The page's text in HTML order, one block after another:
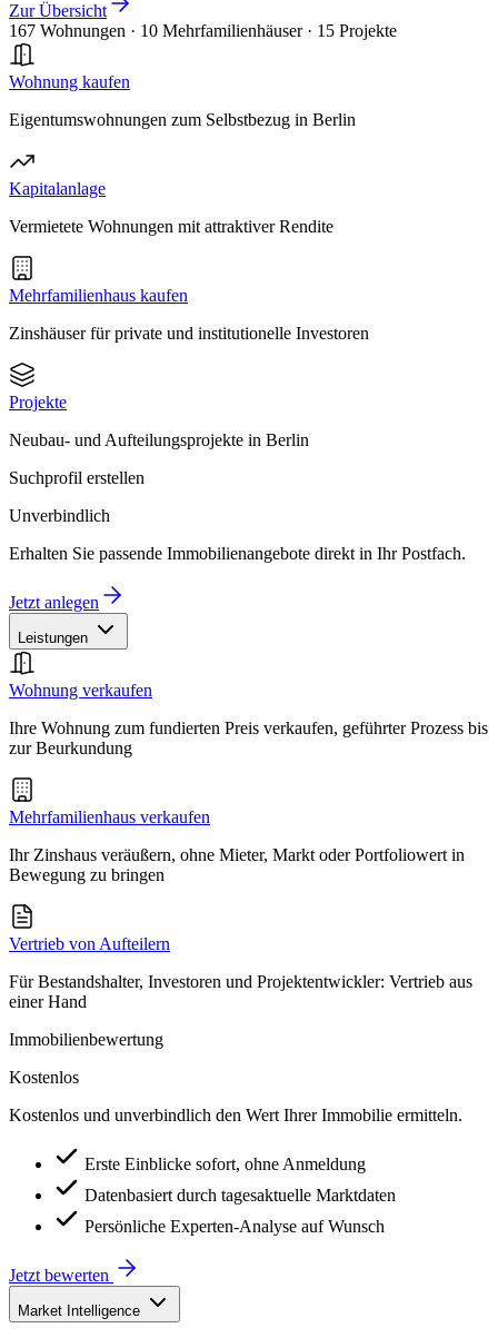
Zur Übersicht
167 Wohnungen · 10 Mehrfamilienhäuser · 15 Projekte
Wohnung kaufen
Eigentumswohnungen zum Selbstbezug in Berlin
Kapitalanlage
Vermietete Wohnungen mit attraktiver Rendite
Mehrfamilienhaus kaufen
Zinshäuser für private und institutionelle Investoren
Projekte
Neubau- und Aufteilungsprojekte in Berlin
Suchprofil erstellen
Unverbindlich
Erhalten Sie passende Immobilienangebote direkt in Ihr Postfach.
Jetzt anlegen
Leistungen
Wohnung verkaufen
Ihre Wohnung zum fundierten Preis verkaufen, geführter Prozess bis
zur Beurkundung
Mehrfamilienhaus verkaufen
Ihr Zinshaus veräußern, ohne Mieter, Markt oder Portfoliowert in
Bewegung zu bringen
Vertrieb von Aufteilern
Für Bestandshalter, Investoren und Projektentwickler: Vertrieb aus
einer Hand
Immobilienbewertung
Kostenlos
Kostenlos und unverbindlich den Wert Ihrer Immobilie ermitteln.
Erste Einblicke sofort, ohne Anmeldung
Datenbasiert durch tagesaktuelle Marktdaten
Persönliche Experten-Analyse auf Wunsch
Jetzt bewerten
Market Intelligence